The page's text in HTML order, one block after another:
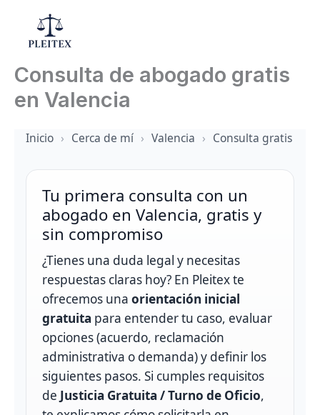
contenido
Consulta de abogado gratis
en Valencia
Inicio › Cerca de mí › Valencia › Consulta gratis
Tu primera consulta con un
abogado en Valencia, gratis y
sin compromiso
¿Tienes una duda legal y necesitas
respuestas claras hoy? En Pleitex te
ofrecemos una orientación inicial
gratuita para entender tu caso, evaluar
opciones (acuerdo, reclamación
administrativa o demanda) y definir los
siguientes pasos. Si cumples requisitos
de Justicia Gratuita / Turno de Oficio,